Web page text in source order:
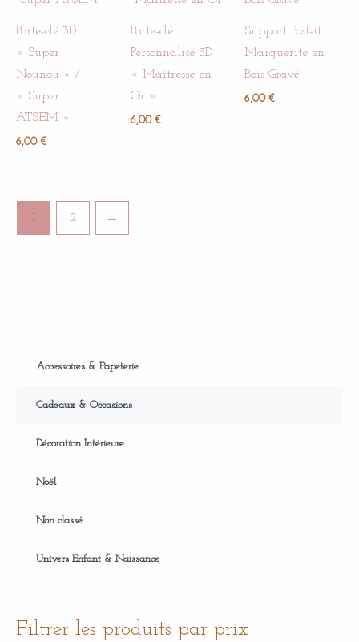
Accessoires & Papeterie
Cadeaux & Occasions
Décoration Intérieure
Noël
Non classé
Univers Enfant & Naissance
Filtrer les produits par prix
Porte-clé 3D
« Super
Nounou » /
« Super
ATSEM »
6,00 €
Porte-clé
Personnalisé 3D
« Maîtresse en
Or »
6,00 €
Support Post-it
Marguerite en
Bois Gravé
6,00€
1 2 →